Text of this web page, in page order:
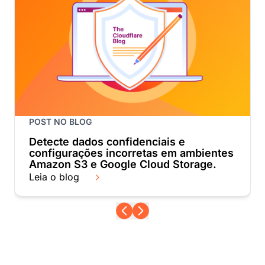
POST NO BLOG
Detecte dados confidenciais e
configurações incorretas em ambientes
Amazon S3 e Google Cloud Storage.
Leia o blog